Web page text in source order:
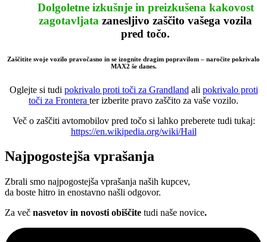
Dolgoletne izkušnje in preizkušena kakovost
zagotavljata zanesljivo zaščito vašega vozila
pred točo.
Zaščitite svoje vozilo pravočasno in se izognite dragim popravilom – naročite pokrivalo
MAX2 še danes.
Oglejte si tudi pokrivalo proti toči za Grandland ali pokrivalo proti
toči za Frontera ter izberite pravo zaščito za vaše vozilo.
Več o zaščiti avtomobilov pred točo si lahko preberete tudi tukaj:
https://en.wikipedia.org/wiki/Hail
Najpogostejša vprašanja
Zbrali smo najpogostejša vprašanja naših kupcev,
da boste hitro in enostavno našli odgovor.
Za več nasvetov in novosti obiščite tudi naše novice.